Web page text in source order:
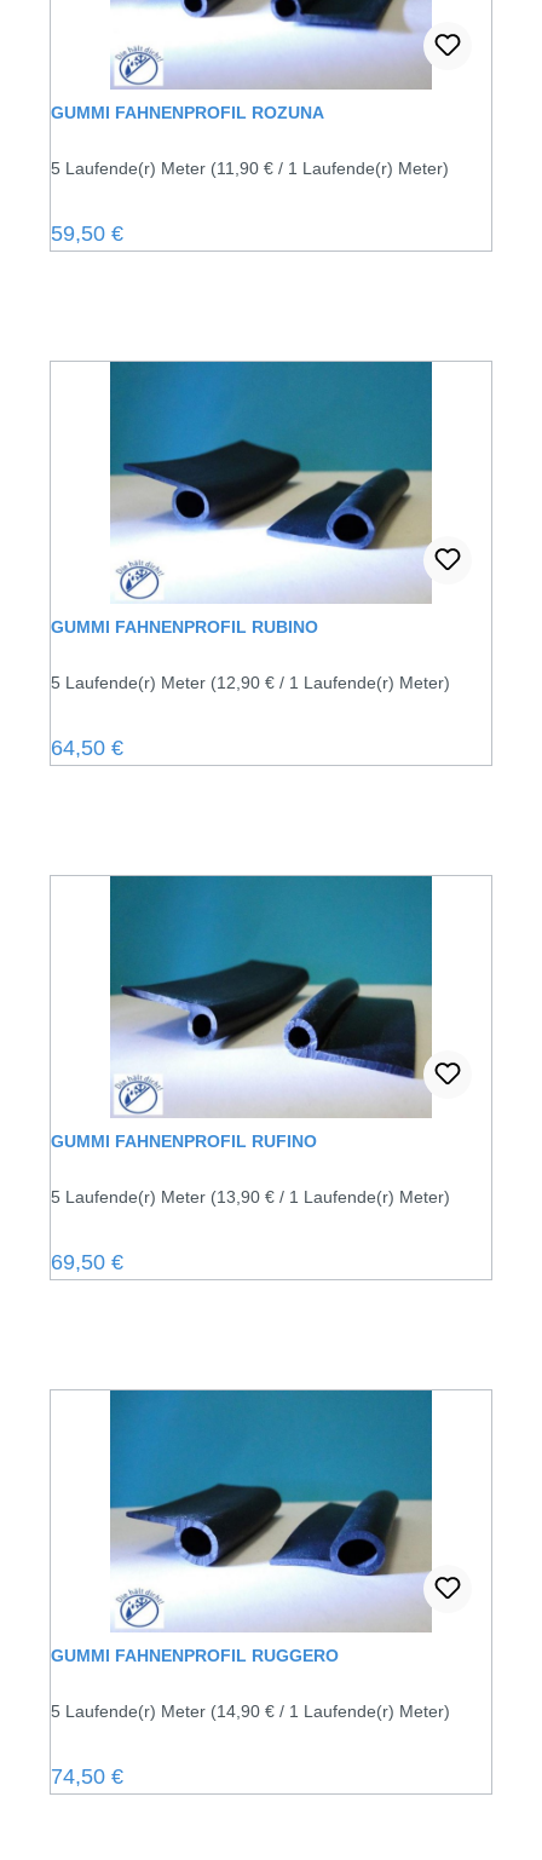
GUMMI FAHNENPROFIL ROZUNA
5 Laufende(r) Meter (11,90 € / 1 Laufende(r) Meter)
Regulärer Preis:
59,50 €
GUMMI FAHNENPROFIL RUBINO
5 Laufende(r) Meter (12,90 € / 1 Laufende(r) Meter)
Regulärer Preis:
64,50 €
GUMMI FAHNENPROFIL RUFINO
5 Laufende(r) Meter (13,90 € / 1 Laufende(r) Meter)
Regulärer Preis:
69,50 €
GUMMI FAHNENPROFIL RUGGERO
5 Laufende(r) Meter (14,90 € / 1 Laufende(r) Meter)
Regulärer Preis:
74,50 €